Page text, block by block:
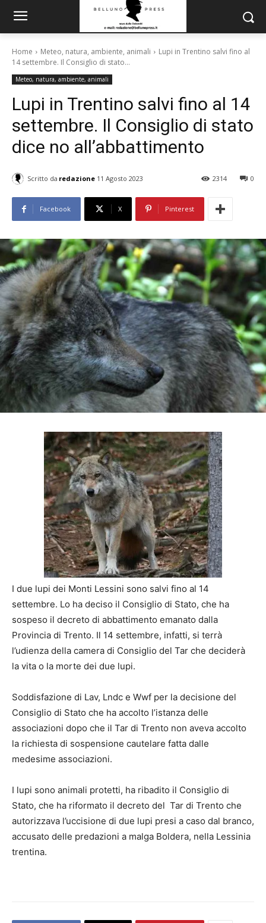
Home Meteo, natura, ambiente, animali
Lupi in Trentino salvi fino al
14 settembre. Il Consiglio di stato...
Meteo, natura, ambiente, animali
Lupi in Trentino salvi fino al 14
settembre. Il Consiglio di stato
dice no all’abbattimento
Scritto da redazione 11 Agosto 2023 0
2314
Facebook X Pinterest
I due lupi dei Monti Lessini sono salvi fino al 14
settembre. Lo ha deciso il Consiglio di Stato, che ha
sospeso il decreto di abbattimento emanato dalla
Provincia di Trento. Il 14 settembre, infatti, si terrà
l’udienza della camera di Consiglio del Tar che deciderà
la vita o la morte dei due lupi.
Soddisfazione di Lav, Lndc e Wwf per la decisione del
Consiglio di Stato che ha accolto l’istanza delle
associazioni dopo che il Tar di Trento non aveva accolto
la richiesta di sospensione cautelare fatta dalle
medesime associazioni.
I lupi sono animali protetti, ha ribadito il Consiglio di
Stato, che ha riformato il decreto del Tar di Trento che
autorizzava l’uccisione di due lupi presi a caso dal branco,
accusato delle predazioni a malga Boldera, nella Lessinia
trentina.